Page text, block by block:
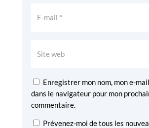
Enregistrer mon nom, mon e-
dans le navigateur pour mon
commentaire.
Prévenez-moi de tous les